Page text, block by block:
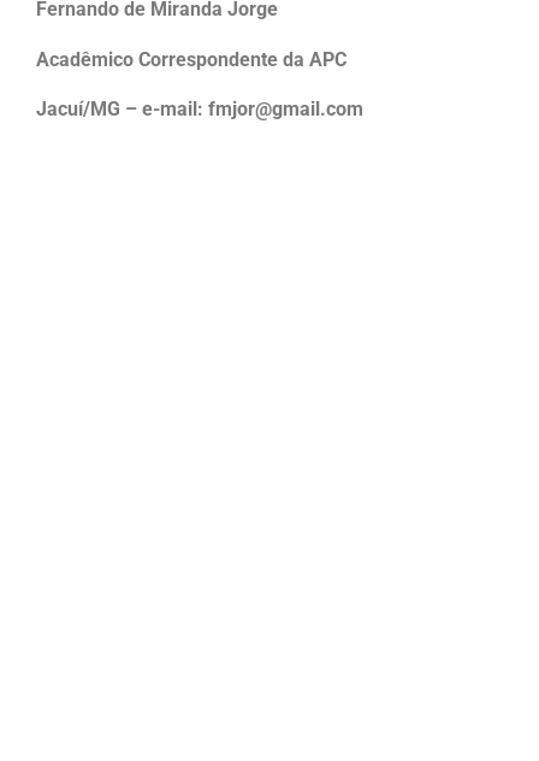
Fernando de Miranda Jorge
Acadêmico Correspondente da APC
Jacuí/MG – e-mail: fmjor@gmail.com